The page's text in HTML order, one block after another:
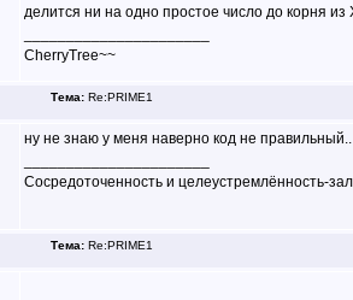
делится ни на одно простое число до корня из
CherryTree~~
Тема: Re:PRIME1
ну не знаю у меня наверно код не
Сосредоточенность и целеустремлённость-
Тема: Re:PRIME1